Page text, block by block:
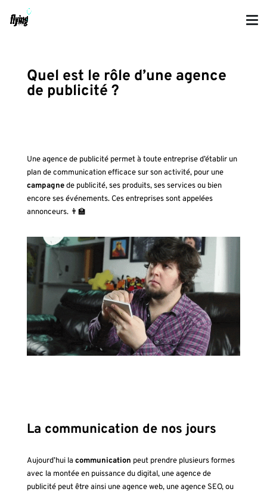
Quel est le rôle d’une agence
de publicité ?
Une agence de publicité permet à toute entreprise d’établir un
plan de communication efficace sur son activité, pour une
campagnede publicité, ses produits, ses services ou bien
encore ses événements. Ces entreprises sont appelées
annonceurs. 👨‍🏫
La communication de nos jours
Aujourd’hui la communication peut prendre plusieurs formes
avec la montée en puissance du digital, une agence de
publicité peut être ainsi une agence web, une agence SEO, ou